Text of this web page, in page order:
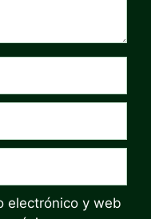
electrónico y web